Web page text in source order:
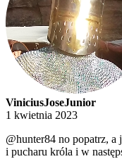
ViniciusJoseJunior
1 kwietnia 2023
@hunter84 no popatrz, a
i pucharu króla i w